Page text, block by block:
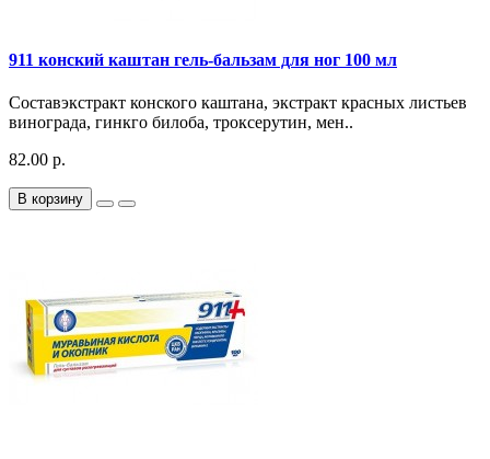
911 конский каштан гель-бальзам для ног 100 мл
Составэкстракт конского каштана, экстракт красных листьев
винограда, гинкго билоба, троксерутин, мен..
82.00 р.
В корзину